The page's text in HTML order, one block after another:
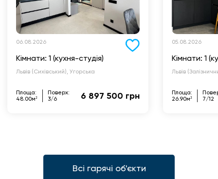
06.08.2026
Кімнати: 1 (кухня-студія)
Львів (Сихівський), Угорська
Площа:
48.00м²
Поверх:
3/6
6 897 500 грн
05.08.2026
Кімнати: 1
Львів
Площа:
26.90м²
7/12
Всі гарячі об'єкти